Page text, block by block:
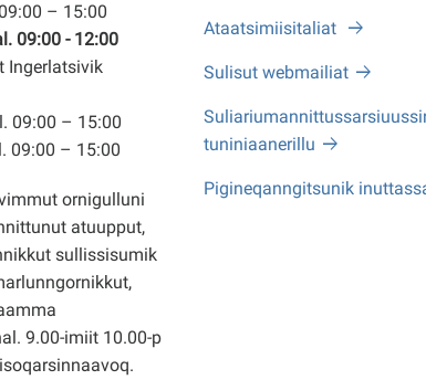
– 15:00
09:00 - 12:00
Ingerlatsivik
09:00 – 15:00
09:00 – 15:00
ornigulluni
atuupput,
sullissisumik
9.00-imiit 10.00-p
Ataatsimiisitaliat
Sulisut webmailiat
tuniniaanerillu
Pigineqanngitsunik